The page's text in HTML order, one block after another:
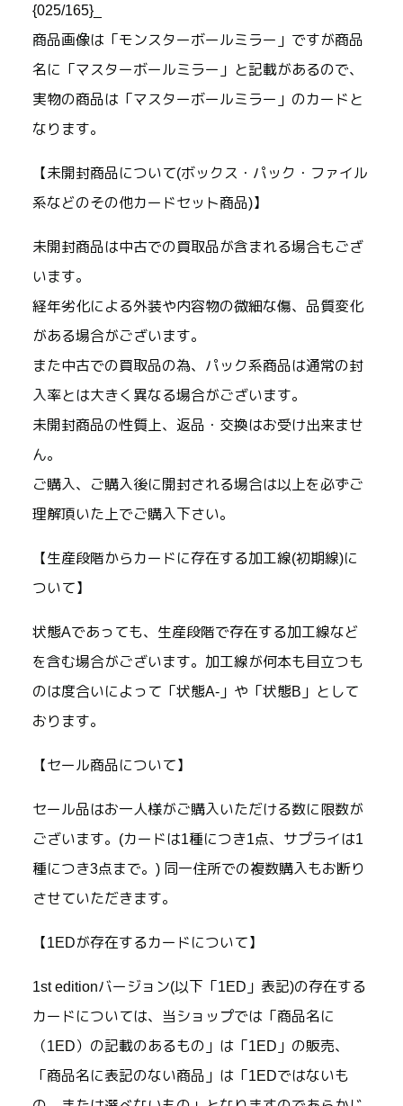
{025/165}_
商品画像は「モンスターボールミラー」ですが商品
名に「マスターボールミラー」と記載があるので、
実物の商品は「マスターボールミラー」のカードと
なります。
【未開封商品について(ボックス・パック・ファイル
系などのその他カードセット商品)】
未開封商品は中古での買取品が含まれる場合もござ
います。
経年劣化による外装や内容物の微細な傷、品質変化
がある場合がございます。
また中古での買取品の為、パック系商品は通常の封
入率とは大きく異なる場合がございます。
未開封商品の性質上、返品・交換はお受け出来ませ
ん。
ご購入、ご購入後に開封される場合は以上を必ずご
理解頂いた上でご購入下さい。
【生産段階からカードに存在する加工線(初期線)に
ついて】
状態Aであっても、生産段階で存在する加工線など
を含む場合がございます。加工線が何本も目立つも
のは度合いによって「状態A-」や「状態B」として
おります。
【セール商品について】
セール品はお一人様がご購入いただける数に限数が
ございます。(カードは1種につき1点、サプライは1
種につき3点まで。) 同一住所での複数購入もお断り
させていただきます。
【1EDが存在するカードについて】
1st editionバージョン(以下「1ED」表記)の存在する
カードについては、当ショップでは「商品名に
（1ED）の記載のあるもの」は「1ED」の販売、
「商品名に表記のない商品」は「1EDではないも